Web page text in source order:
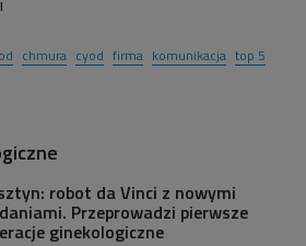
chmura cyod firma komunikacja top 5
robot da Vinci z nowymi
Przeprowadzi pierwsze
ginekologiczne